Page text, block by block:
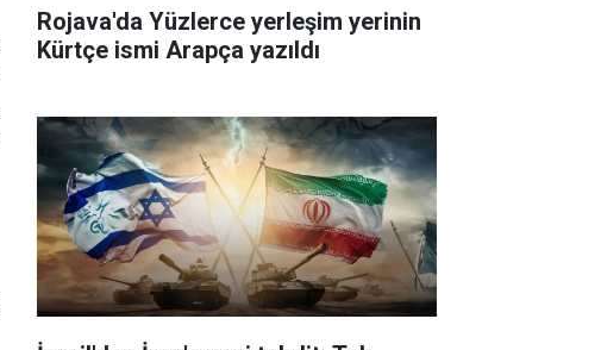
Rojava'da Yüzlerce yerleşim yerinin
Kürtçe ismi Arapça yazıldı